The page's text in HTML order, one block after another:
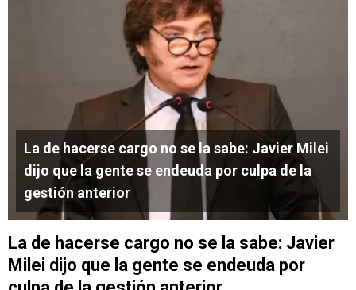
La de hacerse cargo no se la sabe: Javier Milei
dijo que la gente se endeuda por culpa de la
gestión anterior
La de hacerse cargo no se la sabe: Javier
Milei dijo que la gente se endeuda por